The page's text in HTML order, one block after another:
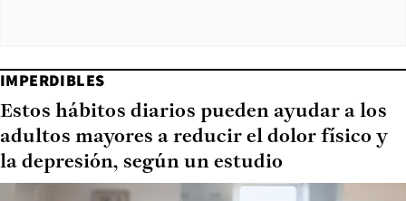
IMPERDIBLES
Estos hábitos diarios pueden ayudar a los
adultos mayores a reducir el dolor físico y
la depresión, según un estudio